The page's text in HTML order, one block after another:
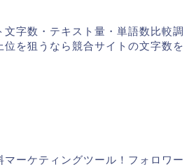
字数・テキスト量・単語数比較調
を狙うなら競合サイトの文字数を
マーケティングツール！フォロワー